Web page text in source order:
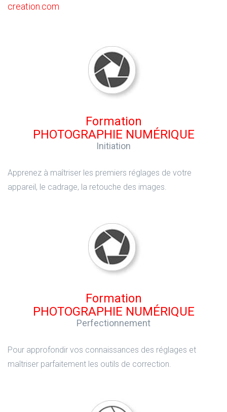
creation.com
Formation
PHOTOGRAPHIE NUMÉRIQUE
Initiation
Apprenez à maîtriser les premiers réglages de votre
appareil, le cadrage, la retouche des images.
Formation
PHOTOGRAPHIE NUMÉRIQUE
Perfectionnement
Pour approfondir vos connaissances des réglages et
maîtriser parfaitement les outils de correction.